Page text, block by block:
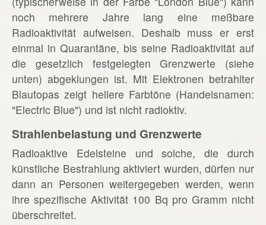
noch mehrere Jahre lang eine meßbare
Radioaktivität aufweisen. Deshalb muss er erst
einmal in Quarantäne, bis seine Radioaktivität auf
die gesetzlich festgelegten Grenzwerte (siehe
unten) abgeklungen ist. Mit Elektronen betrahlter
Blautopas zeigt hellere Farbtöne (Handelsnamen:
"Electric Blue") und ist nicht radioktiv.
Strahlenbelastung und Grenzwerte
Radioaktive Edelsteine und solche, die durch
künstliche Bestrahlung aktiviert wurden, dürfen nur
dann an Personen weitergegeben werden, wenn
ihre spezifische Aktivität 100 Bq pro Gramm nicht
überschreitet.